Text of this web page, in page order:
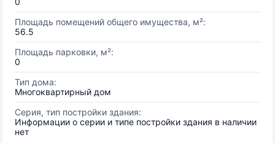
Площадь помещений общего имущества, м²:
56.5
Площадь парковки, м²:
0
Тип дома:
Многоквартирный дом
Серия, тип постройки здания:
Информации о серии и типе постройки здания в наличии
нет